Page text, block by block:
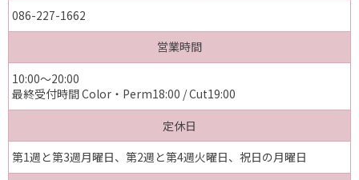
086-227-1662
営業時間
10:00～20:00
最終受付時間 Color・Perm18:00 / Cut19:00
定休日
第1週と第3週月曜日、第2週と第4週火曜日、祝日の月曜日